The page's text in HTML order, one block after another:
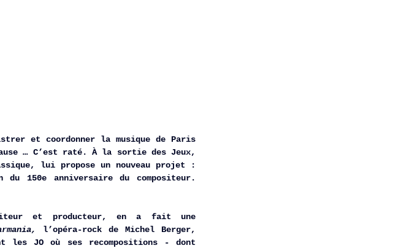
et coordonner la musique de Paris
lui propose un nouveau projet :
150e anniversaire du compositeur.
et producteur, en a fait une
l’opéra-rock de Michel Berger,
les JO
où ses recompositions - dont